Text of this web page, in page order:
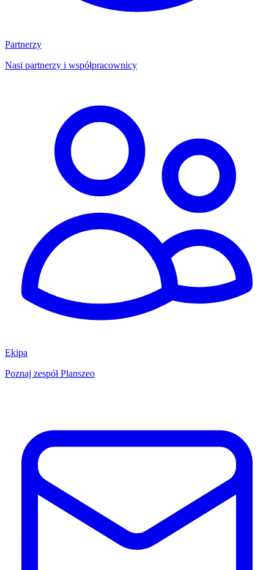
Partnerzy
Nasi partnerzy i współpracownicy
Ekipa
Poznaj zespół Planszeo